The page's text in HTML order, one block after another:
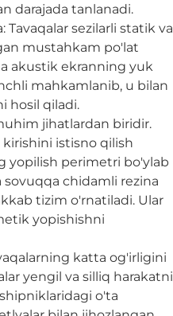
darajada tanlanadi.
Tavaqalar sezilarli statik va
mustahkam po'lat
akustik ekranning yuk
mahkamlanib, u bilan
hosil qiladi.
jihatlardan biridir.
istisno qilish
yopilish perimetri bo'ylab
chidamli rezina
tizim o'rnatiladi. Ular
yopishishni
katta og'irligini
yengil va silliq harakatni
o'ta